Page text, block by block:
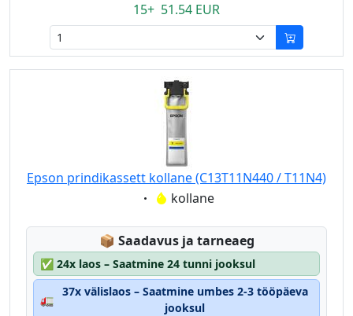
15+ 51.54 EUR
Epson prindikassett kollane (C13T11N440 / T11N4)
Eigenschaft:
kollane
📦 Lagerstatus:
Saadavus ja tarneaeg
✅ 24x laos – Saatmine 24 tunni jooksul
🚛
37x välislaos – Saatmine umbes 2-3 tööpäeva
jooksul